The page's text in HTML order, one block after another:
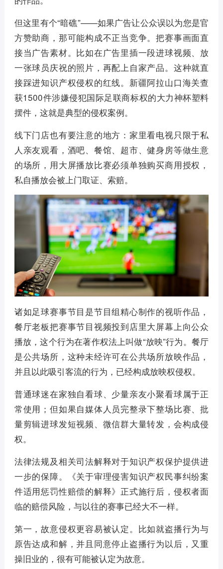
但这里有个“暗礁”——如果广告让公众误以为您是官
方赞助商，那可能构成不正当竞争。把赛事画面直
接当广告素材。比如在广告里插一段进球视频、放
一张球员庆祝的照片，再配上自家产品。这种就直
接踩进知识产权侵权的红线。新疆阿拉山口海关查
获1500件涉嫌侵犯国际足联商标权的大力神杯塑料
摆件，这就是典型的侵权案例。
线下门店也有要注意的地方：家里看电视只限于私
人亲友观看，酒吧、餐馆、超市、健身房等做生意
的场所，用大屏播放比赛必须单独购买商用授权，
私自播放会被上门取证、索赔。
诸如足球赛事节目是节目组精心制作的视听作品，
餐厅老板把赛事节目视频投到店里大屏幕上向公众
播放，这个行为在著作权法上叫做“放映”行为。餐厅
是公共场所，这种未经许可在公共场所放映作品，
并且以此吸引客流的行为，已经构成放映权侵权。
普通球迷在家独自看球、少量亲友小聚看球属于正
常使用；但如果自媒体人员完整录下整场比赛、批
量剪辑进球发短视频、微信群大量转发，会构成侵
权。
法律法规及相关司法解释对于知识产权保护提供进
一步的保障。《关于审理侵害知识产权民事纠纷案
件适用惩罚性赔偿的解释》正式施行后，侵权者面
临的赔偿风险，与以往的赛事已经大不一样。
第一，故意侵权更容易被认定。比如就盗播行为与
原告达成和解，并且同意停止盗播行为以后，又重
操旧业的，很有可能被认定为故意。